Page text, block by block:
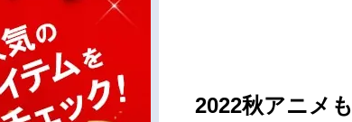
2022秋アニメ